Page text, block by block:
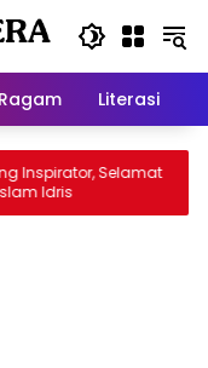
Ragam Literasi
Selamat